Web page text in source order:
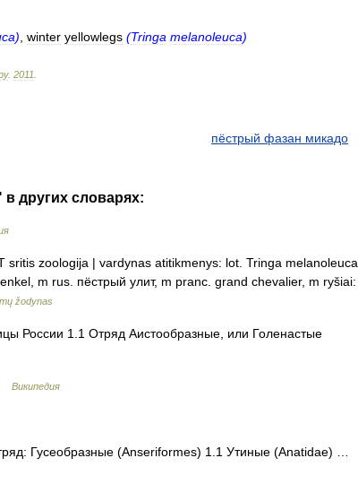
) winter yellowlegs (Tringa melanoleuca)
. 2011
пёстрый фазан микадо
других словарях:
zoologija | vardynas atitikmenys: lot. Tringa melanoleuca
m rus. пёстрый улит, m pranc. grand chevalier, m ryšiai:
žodynas
России 1.1 Отряд Аистообразные, или Голенастые
Википедия
Гусеобразные (Anseriformes) 1.1 Утиные (Anatidae) …